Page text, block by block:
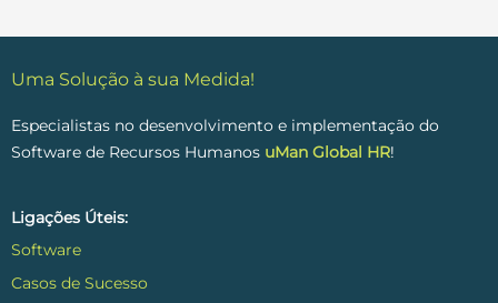
Uma Solução à sua Medida!
Especialistas no desenvolvimento e implementação do
Software de Recursos Humanos uMan Global HR!
Ligações Úteis:
Software
Casos de Sucesso